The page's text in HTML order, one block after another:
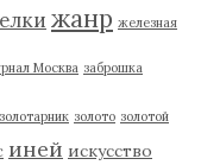
елки жанр железная
Москва заброшка
золотарник золото золотой
иней искусство